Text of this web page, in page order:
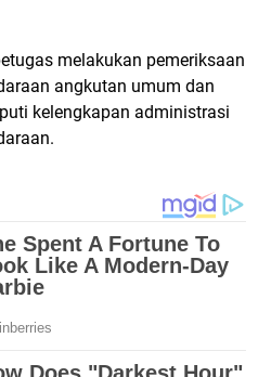
melakukan pemeriksaan
angkutan umum dan
kelengkapan administrasi